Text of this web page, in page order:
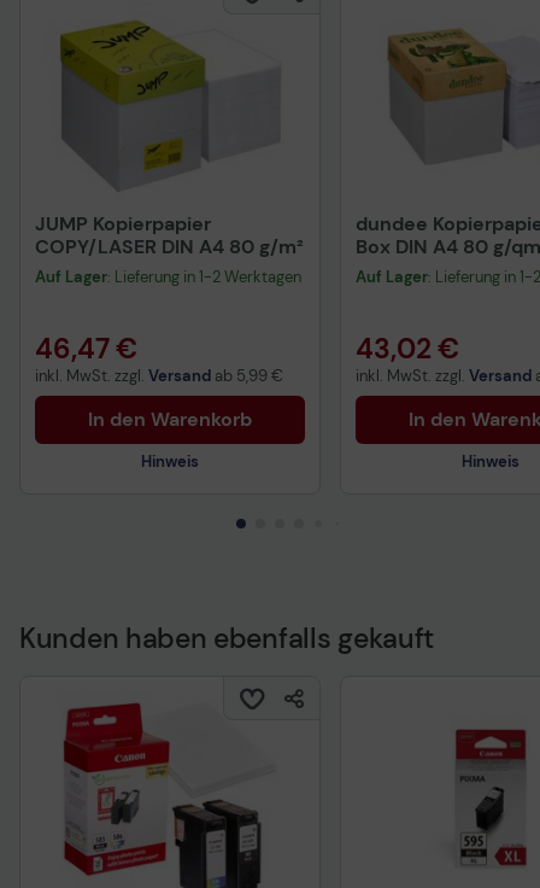
JUMP Kopierpapier
COPY/LASER DIN A4 80 g/m²
Auf Lager: Lieferung in 1-2 Werktagen
46,47 €
inkl. MwSt. zzgl. Versand ab 5,99 €
In den Warenkorb
Hinweis
dundee
Box DIN A4 80 g/
Blatt
Auf Lager: Lieferung in
43,02 €
inkl. MwSt. zzgl. Versand
In den
Hinweis
Kunden haben ebenfalls gekauft